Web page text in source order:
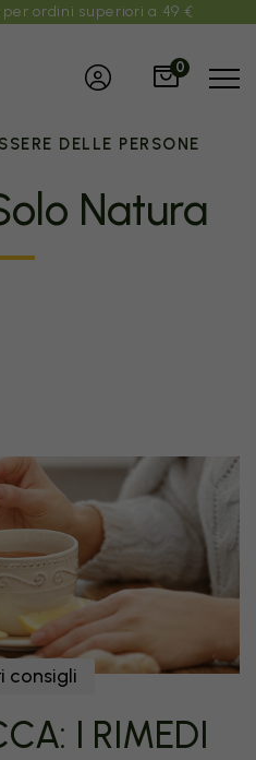
ordini superiori a 49 €
0
DELLE PERSONE
Natura
consigli
I RIMEDI